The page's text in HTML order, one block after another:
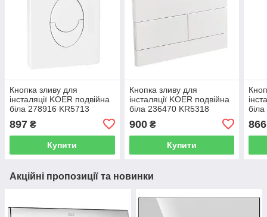
Кнопка зливу для
інсталяції KOER подвійна
біла 278916 KR5713
897 ₴
Купити
Кнопка зливу для
інсталяції KOER подвійна
біла 236470 KR5318
900₴
Купити
866
Акційні пропозиції та новинки